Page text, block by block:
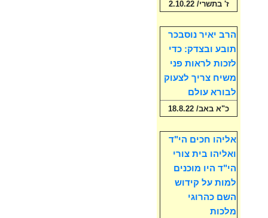
ז' בתשרי/ 2.10.22
הרב יאיר נוסבכר
תובע ובצדק: כדי
לזכות לראות פני
משיח צריך לצעוק
לבורא עולם
כ"א באב/ 18.8.22
אליהו חכים הי"ד
ואליהו בית צורי
הי"ד היו מוכנים
למות על קידוש
השם כהרוגי
מלכות